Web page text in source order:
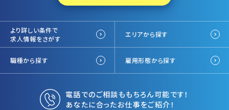
より詳しい条件で
求人情報をさがす
エリアから探す
職種から探す 雇用形態から探す
電話でのご相談ももちろん可能です！
あなたに合ったお仕事をご紹介！